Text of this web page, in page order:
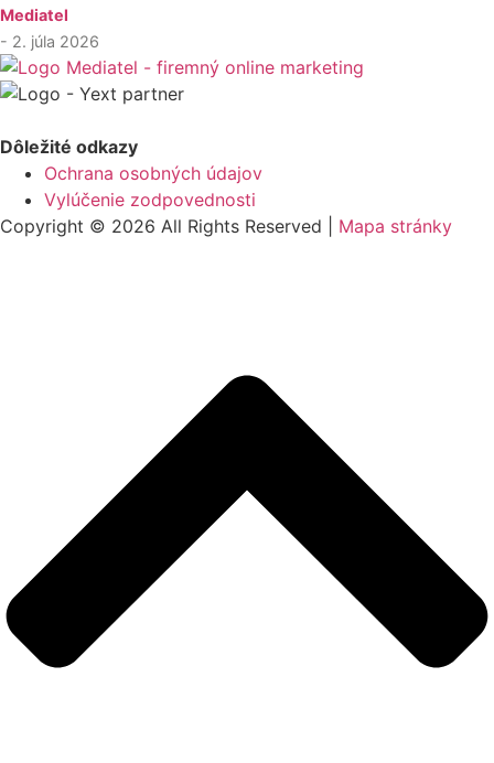
Mediatel
- 2. júla 2026
Dôležité odkazy
Ochrana osobných údajov
Vylúčenie zodpovednosti
Copyright © 2026 All Rights Reserved | Mapa stránky